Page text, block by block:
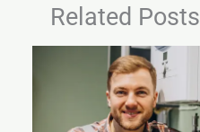
Related Posts